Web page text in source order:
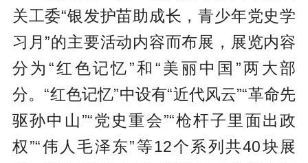
关工委“银发护苗助成长，青少年党史学
习月”的主要活动内容而布展，展览内容
分为“红色记忆”和“美丽中国”两大部
分。“红色记忆”中设有“近代风云”“革命先
驱孙中山”“党史重会”“枪杆子里面出政
权”“伟人毛泽东”等12个系列共40块展